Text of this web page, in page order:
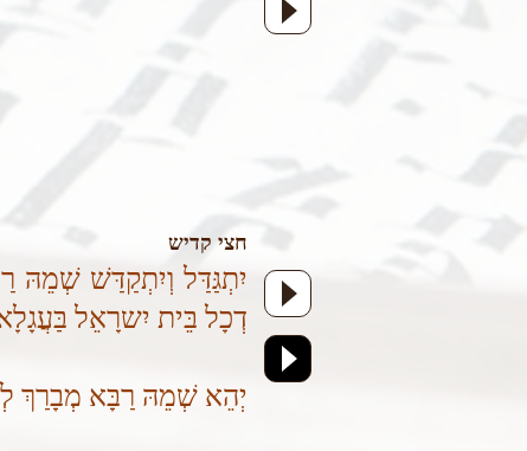
חצי קדיש
יִתְגַּדַּל וְיִתְקַדַּשׁ שְׁמֵהּ
דְכָל בֵּית יִשרָאֵל
יְהֵא שְׁמֵהּ רַבָּא מְבָרַךְ